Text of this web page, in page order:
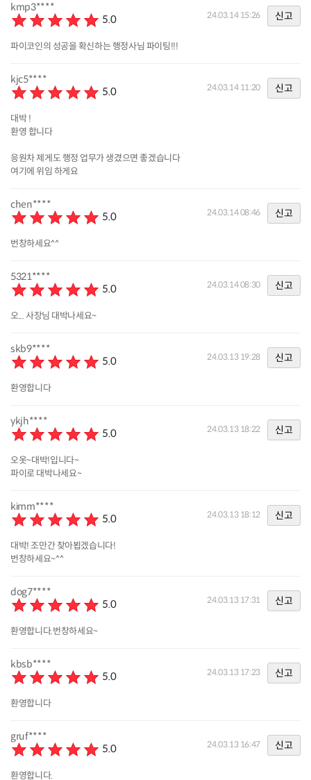
kmp3****
5.0
24.03.14 15:26 신고
파이코인의 성공을 확신하는 행정사님 파이팅!!!
kjc5****
5.0
24.03.14 11:20 신고
대박 !
환영 합니다
응원차 제게도 행정 업무가 생겼으면 좋겠습니다
여기에 위임 하게요
chen****
5.0
24.03.14 08:46 신고
번창하세요^^
5321****
5.0
24.03.14 08:30 신고
오... 사장님 대박나세요~
skb9****
5.0
24.03.13 19:28 신고
환영합니다
ykjh****
5.0
24.03.13 18:22 신고
오옷~대박!입니다~
파이로 대박나세요~
kimm****
5.0
24.03.13 18:12 신고
대박! 조만간 찾아뵙겠습니다!
번창하세요~^^
dog7****
5.0
24.03.13 17:31 신고
환영합니다.번창하세요~
kbsb****
5.0
24.03.13 17:23 신고
환영합니다
gruf****
5.0
24.03.13 16:47 신고
환영합니다.